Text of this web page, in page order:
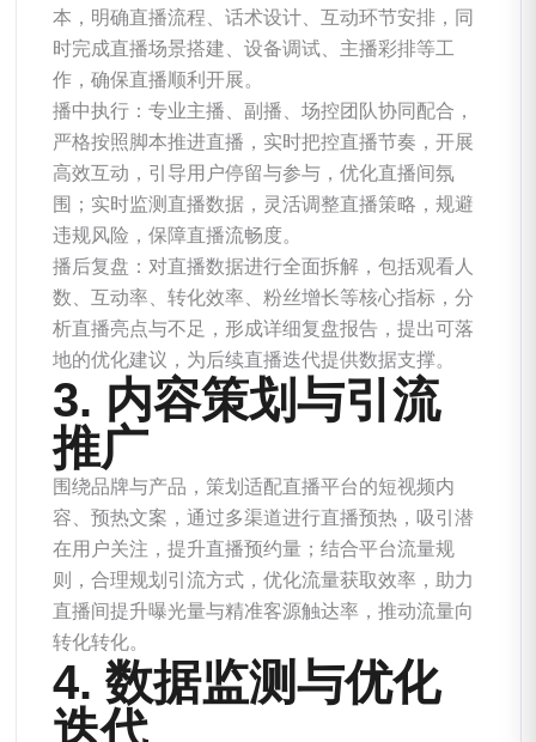
本，明确直播流程、话术设计、互动环节安排，同
时完成直播场景搭建、设备调试、主播彩排等工
作，确保直播顺利开展。
播中执行：专业主播、副播、场控团队协同配合，
严格按照脚本推进直播，实时把控直播节奏，开展
高效互动，引导用户停留与参与，优化直播间氛
围；实时监测直播数据，灵活调整直播策略，规避
违规风险，保障直播流畅度。
播后复盘：对直播数据进行全面拆解，包括观看人
数、互动率、转化效率、粉丝增长等核心指标，分
析直播亮点与不足，形成详细复盘报告，提出可落
地的优化建议，为后续直播迭代提供数据支撑。
3. 内容策划与引流
推广
围绕品牌与产品，策划适配直播平台的短视频内
容、预热文案，通过多渠道进行直播预热，吸引潜
在用户关注，提升直播预约量；结合平台流量规
则，合理规划引流方式，优化流量获取效率，助力
直播间提升曝光量与精准客源触达率，推动流量向
转化转化。
4. 数据监测与优化
迭代